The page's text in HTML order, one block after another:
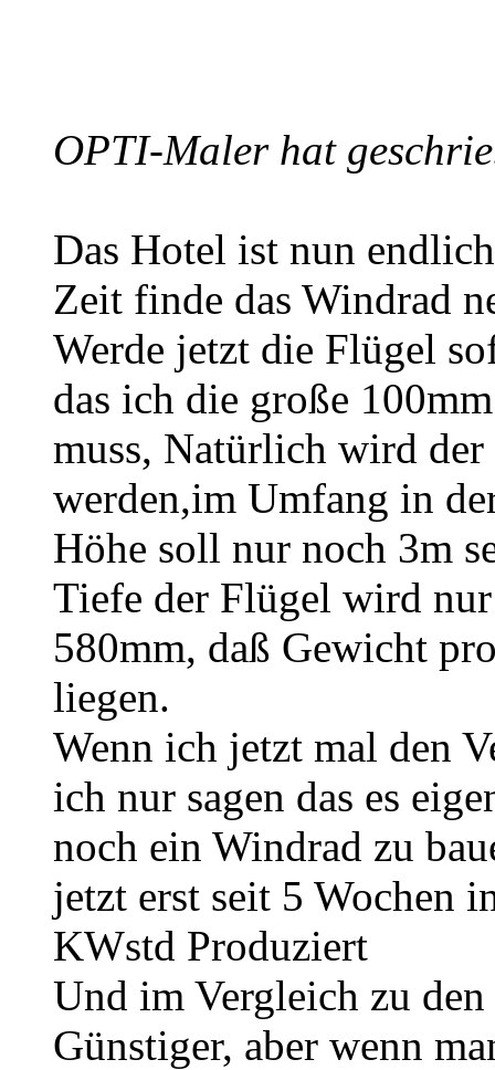
OPTI-Maler hat
Das Hotel ist nun
Zeit finde das Windrad
Werde jetzt die Flügel
das ich die große
muss, Natürlich wird
werden,im Umfang in
Höhe soll nur noch 3m
Tiefe der Flügel wird
580mm, daß Gewicht
liegen.
Wenn ich jetzt mal den
ich nur sagen das es
noch ein Windrad zu
jetzt erst seit 5 Wochen
KWstd Produziert
Und im Vergleich zu
Günstiger, aber wenn